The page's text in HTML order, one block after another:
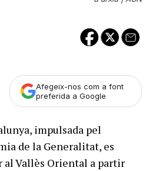
Afegeix-nos com a font
preferida a Google
impulsada pel
de la Generalitat, es
al Vallès Oriental a partir